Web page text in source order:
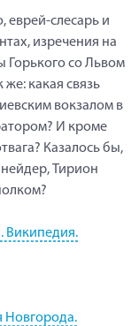
еврей-слесарь и
изречения на
Горького со Львом
какая связь
вокзалом в
И кроме
Казалось бы,
Тирион
Википедия.
Новгорода.